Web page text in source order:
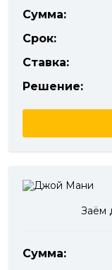
Сумма:
Срок:
Ставка:
Решение:
Заём
Сумма: